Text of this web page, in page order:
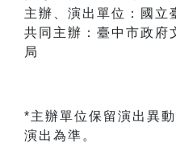
主辦、演出單位：國立
共同主辦：臺中市政府
局
*主辦單位保留演出異
演出為準。